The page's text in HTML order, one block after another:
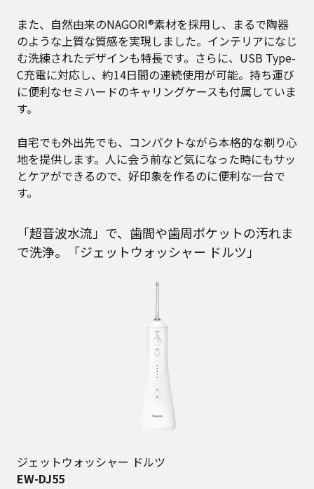
また、自然由来のNAGORI®素材を採用し、まるで陶器
のような上質な質感を実現しました。インテリアになじ
む洗練されたデザインも特長です。さらに、USB Type-
C充電に対応し、約14日間の連続使用が可能。持ち運び
に便利なセミハードのキャリングケースも付属していま
す。
自宅でも外出先でも、コンパクトながら本格的な剃り心
地を提供します。人に会う前など気になった時にもサッ
とケアができるので、好印象を作るのに便利な一台で
す。
「超音波水流」で、歯間や歯周ポケットの汚れま
で洗浄。「ジェットウォッシャー ドルツ」
ジェットウォッシャー ドルツ
EW-DJ55